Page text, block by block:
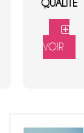
QUALITE
VOIR